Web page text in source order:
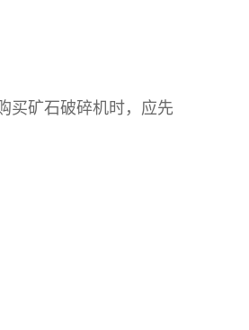
买矿石破碎机时，应先